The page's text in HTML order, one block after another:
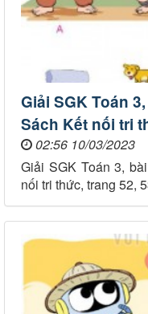
Giải SGK Toán
Sách Kết nối tri
02:56 10/03/2023
Giải SGK Toán 3,
nối tri thức, trang 52,